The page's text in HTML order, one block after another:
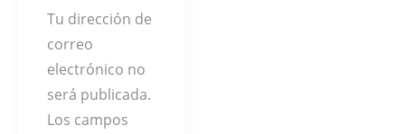
Tu dirección de
correo
electrónico no
será publicada.
Los campos